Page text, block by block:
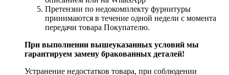
Претензии по недокомплекту фурнитуры
принимаются в течение одной недели с момента
передачи товара Покупателю.
При выполнении вышеуказанных условий мы
гарантируем замену бракованных деталей!
Устранение недостатков товара, при соблюдении